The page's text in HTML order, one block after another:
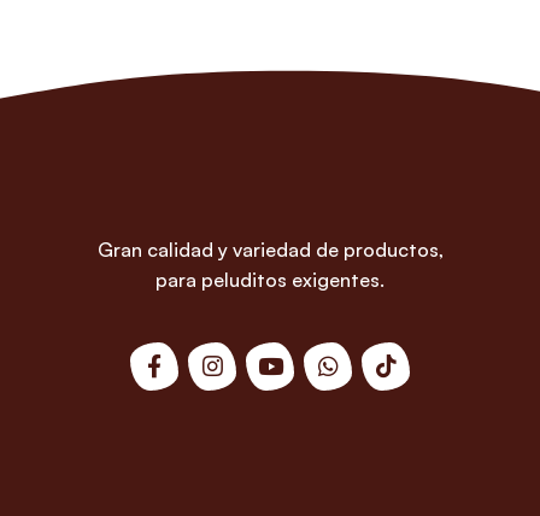
Gran calidad y variedad de productos,
para peluditos exigentes.